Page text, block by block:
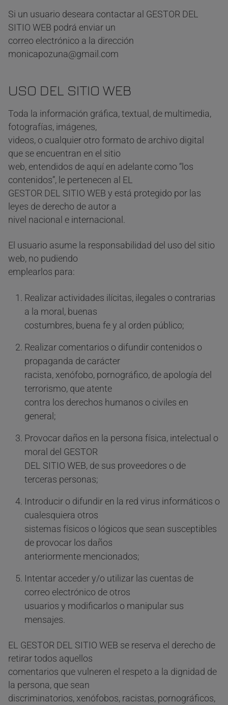
Si un usuario deseara contactar al GESTOR DEL
SITIO WEB podrá enviar un
correo electrónico a la dirección
monicapozuna@gmail.com
USO DEL SITIO WEB
Toda la información gráfica, textual, de multimedia,
fotografías, imágenes,
videos, o cualquier otro formato de archivo digital
que se encuentran en el sitio
web, entendidos de aquí en adelante como “los
contenidos”, le pertenecen al EL
GESTOR DEL SITIO WEB y está protegido por las
leyes de derecho de autor a
nivel nacional e internacional.
El usuario asume la responsabilidad del uso del sitio
web, no pudiendo
emplearlos para:
Realizar actividades ilícitas, ilegales o contrarias
a la moral, buenas
costumbres, buena fe y al orden público;
Realizar comentarios o difundir contenidos o
propaganda de carácter
racista, xenófobo, pornográfico, de apología del
terrorismo, que atente
contra los derechos humanos o civiles en
general;
Provocar daños en la persona física, intelectual o
moral del GESTOR
DEL SITIO WEB, de sus proveedores o de
terceras personas;
Introducir o difundir en la red virus informáticos o
cualesquiera otros
sistemas físicos o lógicos que sean susceptibles
de provocar los daños
anteriormente mencionados;
Intentar acceder y/o utilizar las cuentas de
correo electrónico de otros
usuarios y modificarlos o manipular sus
mensajes.
EL GESTOR DEL SITIO WEB se reserva el derecho de
retirar todos aquellos
comentarios que vulneren el respeto a la dignidad de
la persona, que sean
discriminatorios, xenófobos, racistas, pornográficos,